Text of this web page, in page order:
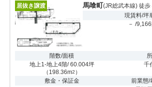
居抜き譲渡 馬喰町(JR総武本線) 徒歩
現賃料/坪
－ /
階数/面積
地上1-地上4階/ 60.004坪
（ 198.36m2 ）
千
敷金・保証金
前業態/